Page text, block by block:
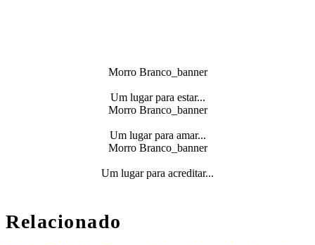
Morro Branco_banner
Um lugar para estar...
Morro Branco_banner
Um lugar para amar...
Morro Branco_banner
Um lugar para acreditar...
Relacionado